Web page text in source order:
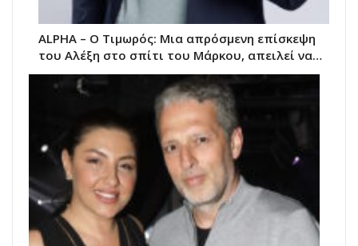
ALPHA – Ο Τιμωρός: Μια απρόσμενη επίσκεψη
του Αλέξη στο σπίτι του Μάρκου, απειλεί να…